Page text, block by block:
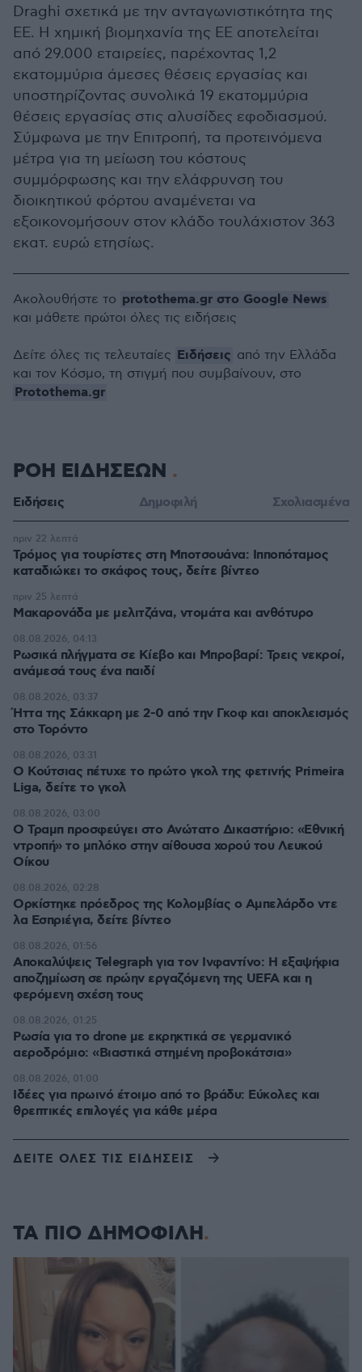
Draghi σχετικά με την ανταγωνιστικότητα της
ΕΕ. Η χημική βιομηχανία της ΕΕ αποτελείται
από 29.000 εταιρείες, παρέχοντας 1,2
εκατομμύρια άμεσες θέσεις εργασίας και
υποστηρίζοντας συνολικά 19 εκατομμύρια
θέσεις εργασίας στις αλυσίδες εφοδιασμού.
Σύμφωνα με την Επιτροπή, τα προτεινόμενα
μέτρα για τη μείωση του κόστους
συμμόρφωσης και την ελάφρυνση του
διοικητικού φόρτου αναμένεται να
εξοικονομήσουν στον κλάδο τουλάχιστον 363
εκατ. ευρώ ετησίως.
Ακολουθήστε το protothema.gr στο Google News
και μάθετε πρώτοι όλες τις ειδήσεις
Δείτε όλες τις τελευταίες Ειδήσεις από την Ελλάδα
και τον Κόσμο, τη στιγμή που συμβαίνουν, στο
Protothema.gr
ΡΟΗ ΕΙΔΗΣΕΩΝ
Ειδήσεις Δημοφιλή Σχολιασμένα
Τρόμος για τουρίστες στη Μποτσουάνα: Ιπποπόταμος
καταδιώκει το σκάφος τους, δείτε βίντεο
πριν 22 λεπτά
Μακαρονάδα με μελιτζάνα, ντομάτα και ανθότυρο
πριν 25 λεπτά
Ρωσικά πλήγματα σε Κίεβο και Μπροβαρί: Τρεις νεκροί,
ανάμεσά τους ένα παιδί
08.08.2026, 04:13
Ήττα της Σάκκαρη με 2-0 από την Γκοφ και αποκλεισμός
στο Τορόντο
08.08.2026, 03:37
Ο Κούτσιας πέτυχε το πρώτο γκολ της φετινής Primeira
Liga, δείτε το γκολ
08.08.2026, 03:31
Ο Τραμπ προσφεύγει στο Ανώτατο Δικαστήριο: «Εθνική
ντροπή» το μπλόκο στην αίθουσα χορού του Λευκού
Οίκου
08.08.2026, 03:00
Ορκίστηκε πρόεδρος της Κολομβίας ο Αμπελάρδο ντε
λα Εσπριέγια, δείτε βίντεο
08.08.2026, 02:28
Αποκαλύψεις Telegraph για τον Ινφαντίνο: Η εξαψήφια
αποζημίωση σε πρώην εργαζόμενη της UEFA και η
φερόμενη σχέση τους
08.08.2026, 01:56
Ρωσία για το drone με εκρηκτικά σε γερμανικό
αεροδρόμιο: «Βιαστικά στημένη προβοκάτσια»
08.08.2026, 01:25
Ιδέες για πρωινό έτοιμο από το βράδυ: Εύκολες και
θρεπτικές επιλογές για κάθε μέρα
08.08.2026, 01:00
ΔΕΙΤΕ ΟΛΕΣ ΤΙΣ ΕΙΔΗΣΕΙΣ
ΤΑ ΠΙΟ ΔΗΜΟΦΙΛΗ